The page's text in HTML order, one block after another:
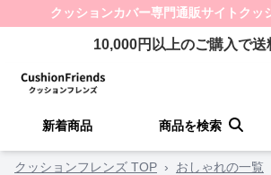
クッションカバー専門通販サイト クッ
10,000円以上のご購入で送
新着商品 商品を検索
クッションフレンズ TOP › おしゃれの一覧